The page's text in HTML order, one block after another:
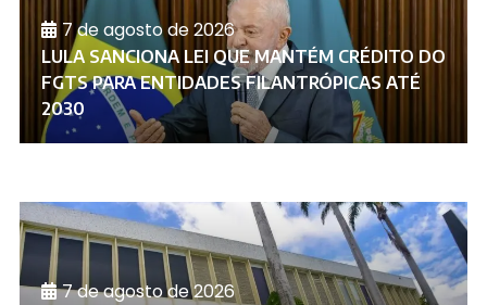
7 de agosto de 2026
LULA SANCIONA LEI QUE MANTÉM CRÉDITO DO
FGTS PARA ENTIDADES FILANTRÓPICAS ATÉ
2030
7 de agosto de 2026